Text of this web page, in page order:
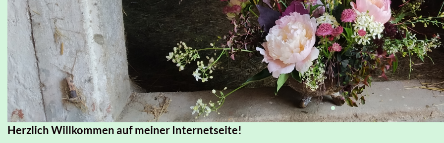
Herzlich Willkommen auf meiner Internetseite!